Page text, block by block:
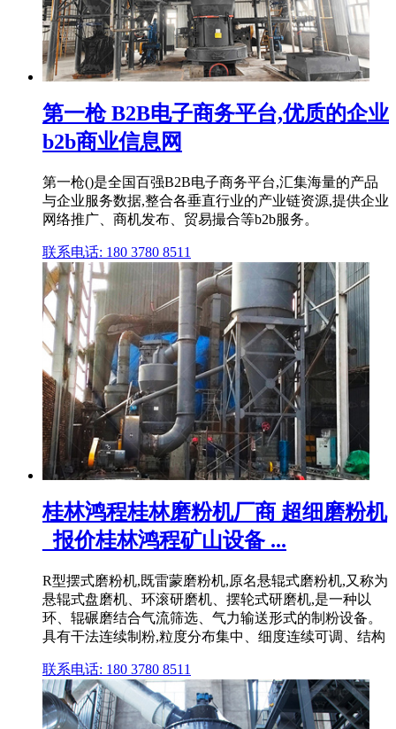
第一枪 B2B电子商务平台,优质的企业
b2b商业信息网
第一枪()是全国百强B2B电子商务平台,汇集海量的产品
与企业服务数据,整合各垂直行业的产业链资源,提供企业
网络推广、商机发布、贸易撮合等b2b服务。
联系电话: 180 3780 8511
桂林鸿程桂林磨粉机厂商 超细磨粉机
_报价桂林鸿程矿山设备 ...
R型摆式磨粉机,既雷蒙磨粉机,原名悬辊式磨粉机,又称为
悬辊式盘磨机、环滚研磨机、摆轮式研磨机,是一种以
环、辊碾磨结合气流筛选、气力输送形式的制粉设备。
具有干法连续制粉,粒度分布集中、细度连续可调、结构
联系电话: 180 3780 8511